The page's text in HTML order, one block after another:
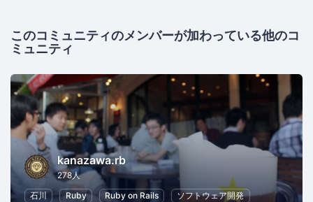
このコミュニティのメンバーが加わっている他のコ
ミュニティ
kanazawa.rb
278人
石川
Ruby Ruby on Rails ソフトウェア開発